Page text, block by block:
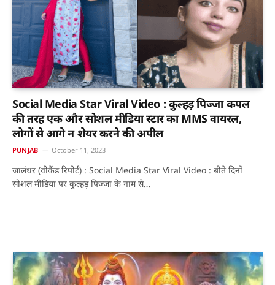
Social Media Star Viral Video : कुल्हड़ पिज्जा कपल
की तरह एक और सोशल मीडिया स्टार का MMS वायरल,
लोगों से आगे न शेयर करने की अपील
PUNJAB October 11, 2023
जालंधर (वीकैंड रिपोर्ट) : Social Media Star Viral Video : बीते दिनों
सोशल मीडिया पर कुल्हड़ पिज्जा के नाम से…